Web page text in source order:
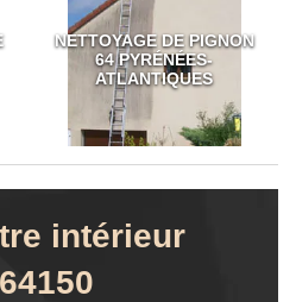
NETTOYAGE DE PIGNON
64 PYRÉNÉES-
ATLANTIQUES
intérieur